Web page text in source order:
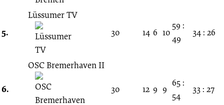
5.
Lüssumer TV
30
14 6 10
59 :
49
34 : 26
6.
OSC Bremerhaven II
30 12 9 9
65 :
54
33 : 27